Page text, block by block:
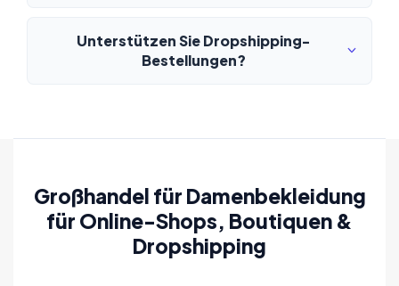
Unterstützen Sie Dropshipping-
Bestellungen?
Großhandel für Damenbekleidung
für Online-Shops, Boutiquen &
Dropshipping